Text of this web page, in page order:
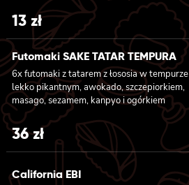
13 zł
Futomaki SAKE TATAR TEMPURA
6x futomaki z tatarem z łososia w tempurze
lekko pikantnym, awokado, szczepiorkiem,
masago, sezamem, kanpyo i ogórkiem
36zł
California EBI